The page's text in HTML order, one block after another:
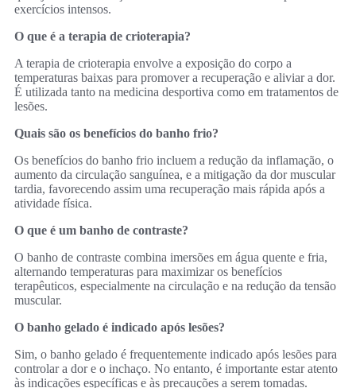
exercícios intensos.
O que é a terapia de crioterapia?
A terapia de crioterapia envolve a exposição do corpo a
temperaturas baixas para promover a recuperação e aliviar a dor.
É utilizada tanto na medicina desportiva como em tratamentos de
lesões.
Quais são os benefícios do banho frio?
Os benefícios do banho frio incluem a redução da inflamação, o
aumento da circulação sanguínea, e a mitigação da dor muscular
tardia, favorecendo assim uma recuperação mais rápida após a
atividade física.
O que é um banho de contraste?
O banho de contraste combina imersões em água quente e fria,
alternando temperaturas para maximizar os benefícios
terapêuticos, especialmente na circulação e na redução da tensão
muscular.
O banho gelado é indicado após lesões?
Sim, o banho gelado é frequentemente indicado após lesões para
controlar a dor e o inchaço. No entanto, é importante estar atento
às indicações específicas e às precauções a serem tomadas.